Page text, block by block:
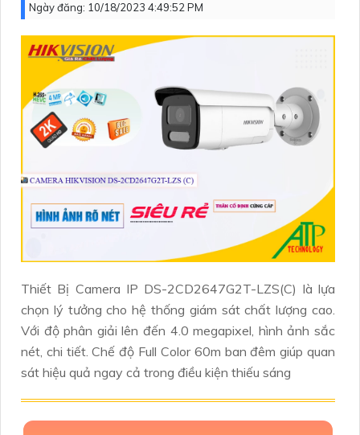
Ngày đăng: 10/18/2023 4:49:52 PM
Thiết Bị Camera IP DS-2CD2647G2T-LZS(C) là lựa
chọn lý tưởng cho hệ thống giám sát chất lượng cao.
Với độ phân giải lên đến 4.0 megapixel, hình ảnh sắc
nét, chi tiết. Chế độ Full Color 60m ban đêm giúp quan
sát hiệu quả ngay cả trong điều kiện thiếu sáng